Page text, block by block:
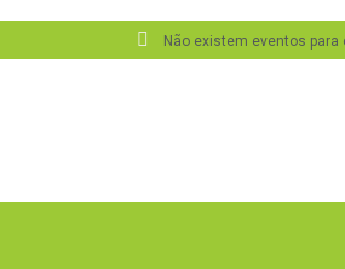
Não existem eventos para